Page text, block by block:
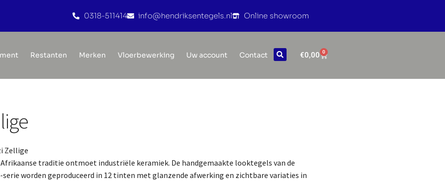
0318-511414 info@hendriksentegels.nl Online showroom
Restanten Merken Vloerbewerking Uw account Contact €0,00 0
Zellige
traditie ontmoet industriële keramiek. De handgemaakte looktegels van de
worden geproduceerd in 12 tinten met glanzende afwerking en zichtbare variaties in